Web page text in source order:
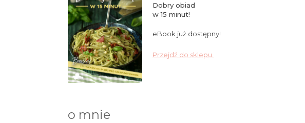
Dobry obiad
w 15 minut!
eBook już dostępny!
Przejdź do sklepu.
o mnie